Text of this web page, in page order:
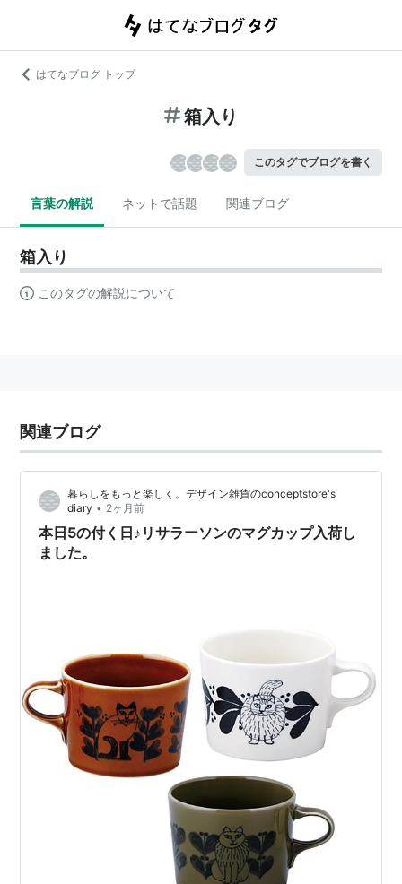
はてなブログ トップ
箱入り
このタグでブログを書く
言葉の解説 ネットで話題 関連ブログ
箱入り
このタグの解説について
関連ブログ
暮らしをもっと楽しく。デザイン雑貨のconceptstore's
diary • 2ヶ月前
本日5の付く日♪リサラーソンのマグカップ入荷し
ました。